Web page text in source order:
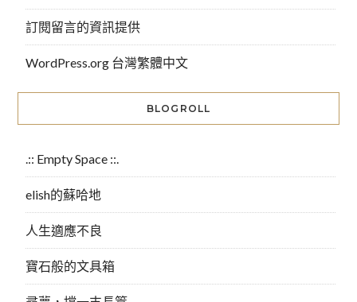
訂閱留言的資訊提供
WordPress.org 台灣繁體中文
BLOGROLL
.:: Empty Space ::.
elish的蘇哈地
人生適應不良
寶石般的文具箱